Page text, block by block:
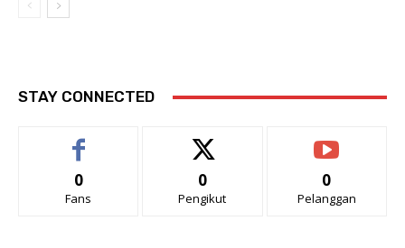
STAY CONNECTED
0
Fans
0
Pengikut
0
Pelanggan